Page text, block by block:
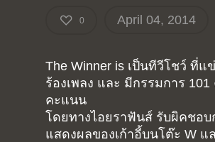
0 April 04, 2014
The Winner is เป็นทีวีโชว์ ที่แ
ร้องเพลง และ มีกรรมการ 101
คะแนน
โดยทางไอยราฟันส์ รับผิคชอบ
แสดงผลของเก้าอี้บนโต๊ะ W แ